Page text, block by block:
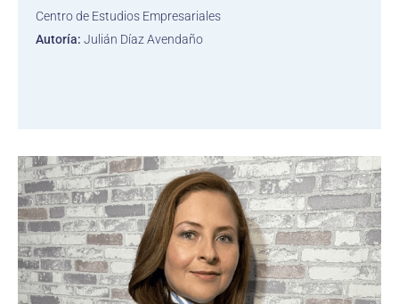
Centro de Estudios Empresariales
Autoría: Julián Díaz Avendaño